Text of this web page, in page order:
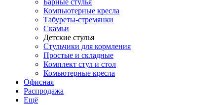
Барные стулья
Компьютерные кресла
Табуреты-стремянки
Скамьи
Детские стулья
Стульчики для кормления
Простые и складные
Комплект стул и стол
Комьютерные кресла
Офисная
Распродажа
Eщё